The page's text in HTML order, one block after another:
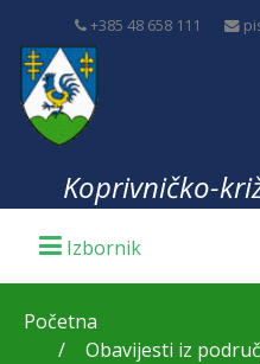
+385 48 658 111
Koprivničko-
Početna
Obavijesti iz